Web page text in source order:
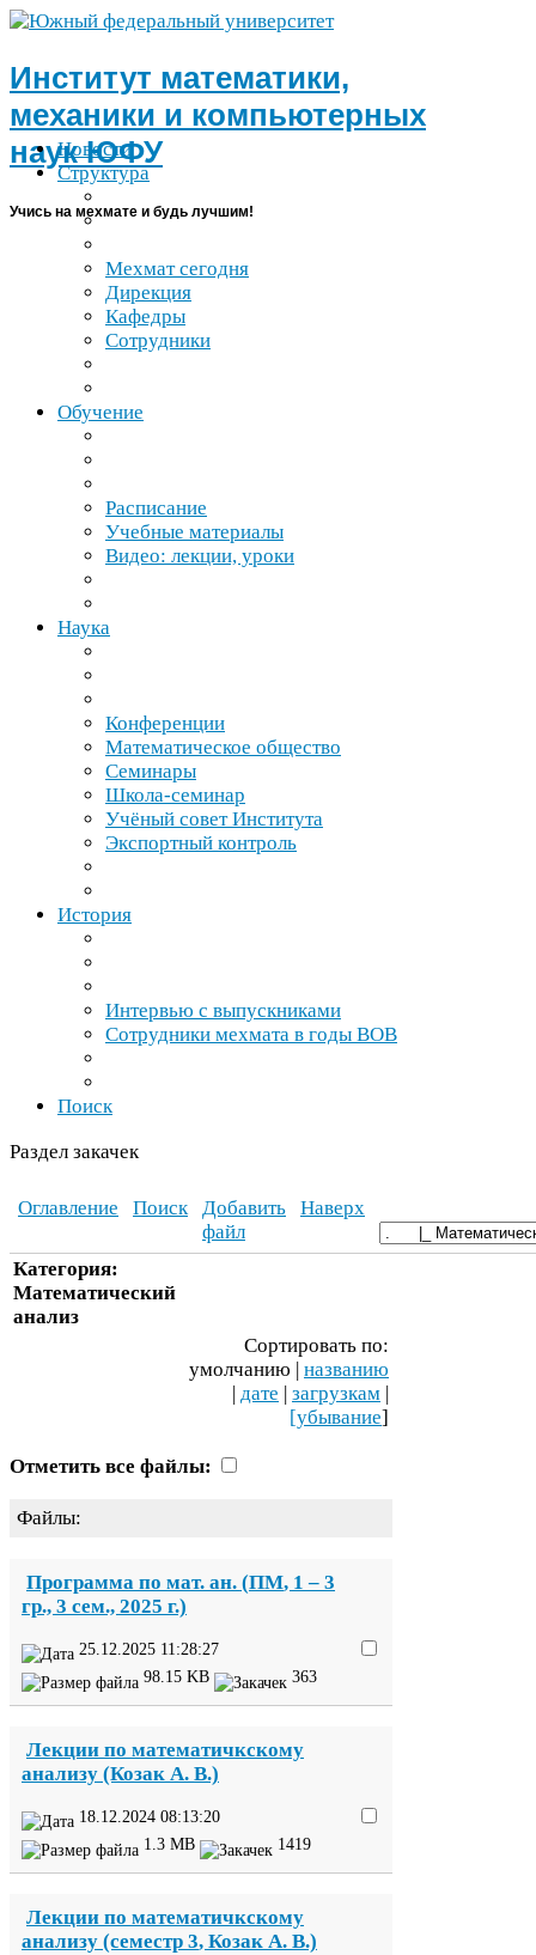
Институт математики,
механики и компьютерных
наукЮФУ
Учись на мехмате и будь лучшим!
Новости
Структура
Мехмат сегодня
Дирекция
Кафедры
Сотрудники
Обучение
Расписание
Учебные материалы
Видео: лекции, уроки
Наука
Конференции
Математическое общество
Семинары
Школа-​семинар
Учёный совет Института
Экспортный контроль
История
Интервью с выпускниками
Сотрудники мехмата в годы ВОВ
Поиск
Раздел закачек
Оглавление Поиск
Добавить
файл
Наверх
Категория:
Математический
анализ
Сортировать по:
умолчанию | названию
| дате | загрузкам |
[убывание]
Отметить все файлы:
Файлы:
Программа по мат. ан. (ПМ, 1 – 3
гр., 3 сем., 2025 г.)
25 12 2025 11:28:27
98 15 KB 363
Лекции по математичкскому
анализу (Козак А. В.)
18 12 2024 08:13:20
1.3 MB 1419
Лекции по математичкскому
анализу (семестр 3, Козак А. В.)